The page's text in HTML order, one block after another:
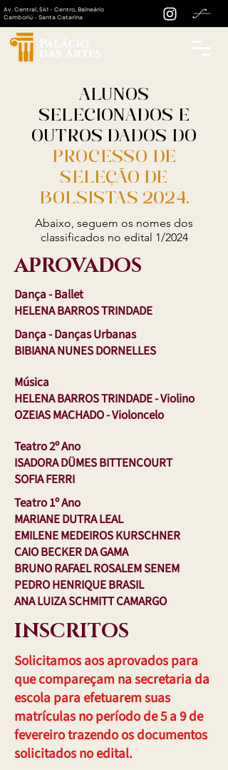
Av. Central, 541 - Centro, Balneário
Camboriú - Santa Catarina
ALUNOS
SELECIONADOS E
OUTROS DADOS DO
PROCESSO DE
SELEÇÃO DE
BOLSISTAS 2024.
Abaixo, seguem os nomes dos
classificados no edital 1/2024
APROVADOS
Dança - Ballet
HELENA BARROS TRINDADE
Dança - Danças Urbanas
BIBIANA NUNES DORNELLES
Música
HELENA BARROS TRINDADE- Violino
OZEIAS MACHADO - Violoncelo
Teatro 2º Ano
ISADORA DÜMES BITTENCOURT
SOFIA FERRI​​
Teatro 1º Ano
MARIANE DUTRA LEAL
EMILENE MEDEIROS KURSCHNER
CAIO BECKER DA GAMA
BRUNO RAFAEL ROSALEM SENEM
PEDRO HENRIQUE BRASIL
ANA LUIZA SCHMITT CAMARGO​​​
INSCRITOS
Solicitamos aos aprovados para
que compareçam na secretaria da
escola para efetuarem suas
matrículas no período de 5 a 9 de
fevereiro trazendo os documentos
solicitados no edital.